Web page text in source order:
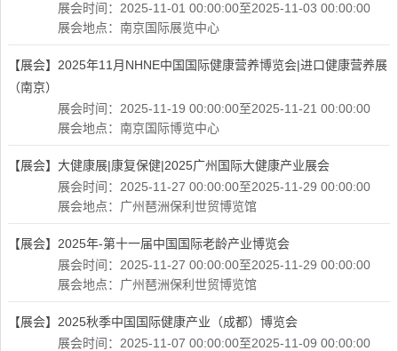
展会时间：2025-11-01 00:00:00至2025-11-03 00:00:00
展会地点：南京国际展览中心
【展会】 2025年11月NHNE中国国际健康营养博览会|进口健康营养展
（南京）
展会时间：2025-11-19 00:00:00至2025-11-21 00:00:00
展会地点：南京国际博览中心
【展会】 大健康展|康复保健|2025广州国际大健康产业展会
展会时间：2025-11-27 00:00:00至2025-11-29 00:00:00
展会地点：广州琶洲保利世贸博览馆
【展会】 2025年-第十一届中国国际老龄产业博览会
展会时间：2025-11-27 00:00:00至2025-11-29 00:00:00
展会地点：广州琶洲保利世贸博览馆
【展会】 2025秋季中国国际健康产业（成都）博览会
展会时间：2025-11-07 00:00:00至2025-11-09 00:00:00